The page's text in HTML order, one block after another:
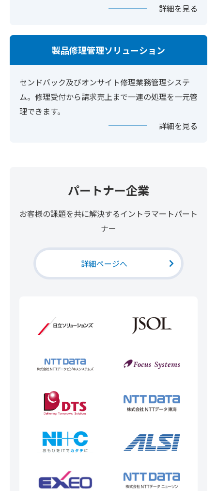
詳細を見る
製品修理管理ソリューション
センドバック及びオンサイト修理業務管理システ
ム。修理受付から請求売上まで一連の処理を一元管
理できます。
詳細を見る
パートナー企業
お客様の課題を共に解決するイントラマートパート
ナー
詳細ページへ